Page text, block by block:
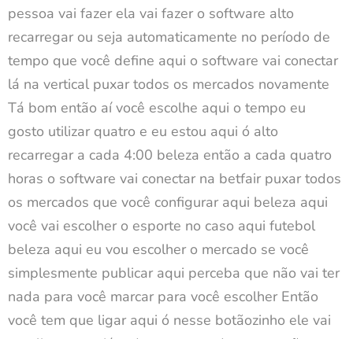
pessoa vai fazer ela vai fazer o software alto
recarregar ou seja automaticamente no período de
tempo que você define aqui o software vai conectar
lá na vertical puxar todos os mercados novamente
Tá bom então aí você escolhe aqui o tempo eu
gosto utilizar quatro e eu estou aqui ó alto
recarregar a cada 4:00 beleza então a cada quatro
horas o software vai conectar na betfair puxar todos
os mercados que você configurar aqui beleza aqui
você vai escolher o esporte no caso aqui futebol
beleza aqui eu vou escolher o mercado se você
simplesmente publicar aqui perceba que não vai ter
nada para você marcar para você escolher Então
você tem que ligar aqui ó nesse botãozinho ele vai